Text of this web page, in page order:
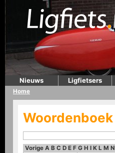
Nieuws Ligfietsers
Home
Woordenboek
Vorige A B C D E F G H I K L M N